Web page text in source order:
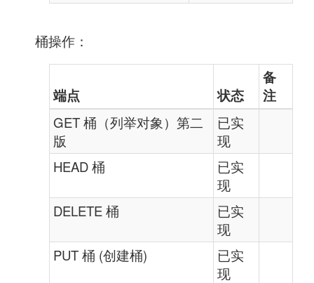
桶操作：
端点 状态
备
注
GET 桶（列举对象）第二
版
已实
现
HEAD 桶
已实
现
DELETE 桶
已实
现
PUT 桶 (创建桶)
已实
现